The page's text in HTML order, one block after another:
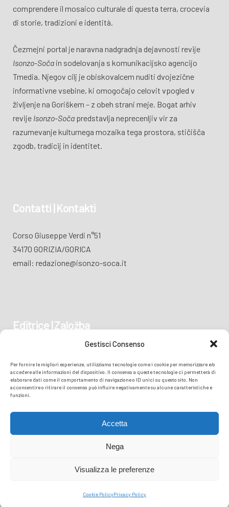
Gestisci Consenso
Per fornire le migliori esperienze, utilizziamo tecnologie come i cookie per memorizzare e/o
accedere alle informazioni del dispositivo. Il consenso a queste tecnologie ci permetterà di
elaborare dati come il comportamento di navigazione o ID unici su questo sito. Non
acconsentire o ritirare il consenso può influire negativamente su alcune caratteristiche e
funzioni.
Accetta
Nega
Visualizza le preferenze
Cookie PolicyPrivacy Policy
comprendere il mosaico culturale di questa terra, crocevia
di storie, tradizioni e identità.
Čezmejni portal je naravna nadgradnja dejavnosti revije
Isonzo-Soča in sodelovanja s komunikacijsko agencijo
Tmedia. Njegov cilj je obiskovalcem nuditi dvojezične
informativne vsebine, ki omogočajo celovit vpogled v
življenje na Goriškem – z obeh strani meje. Bogat arhiv
revije Isonzo-Soča predstavlja neprecenljiv vir za
razumevanje kulturnega mozaika tega prostora, stičišča
zgodb, tradicij in identitet.
Contatti | Kontakti
Corso Giuseppe Verdi n°51
34170 GORIZIA/GORICA
email: redazione@isonzo-soca.it
Editrice | Založba
34170 GORIZIA/GORICA
COOKIE POLICY| PERFORMED BY TMEDIA.IT